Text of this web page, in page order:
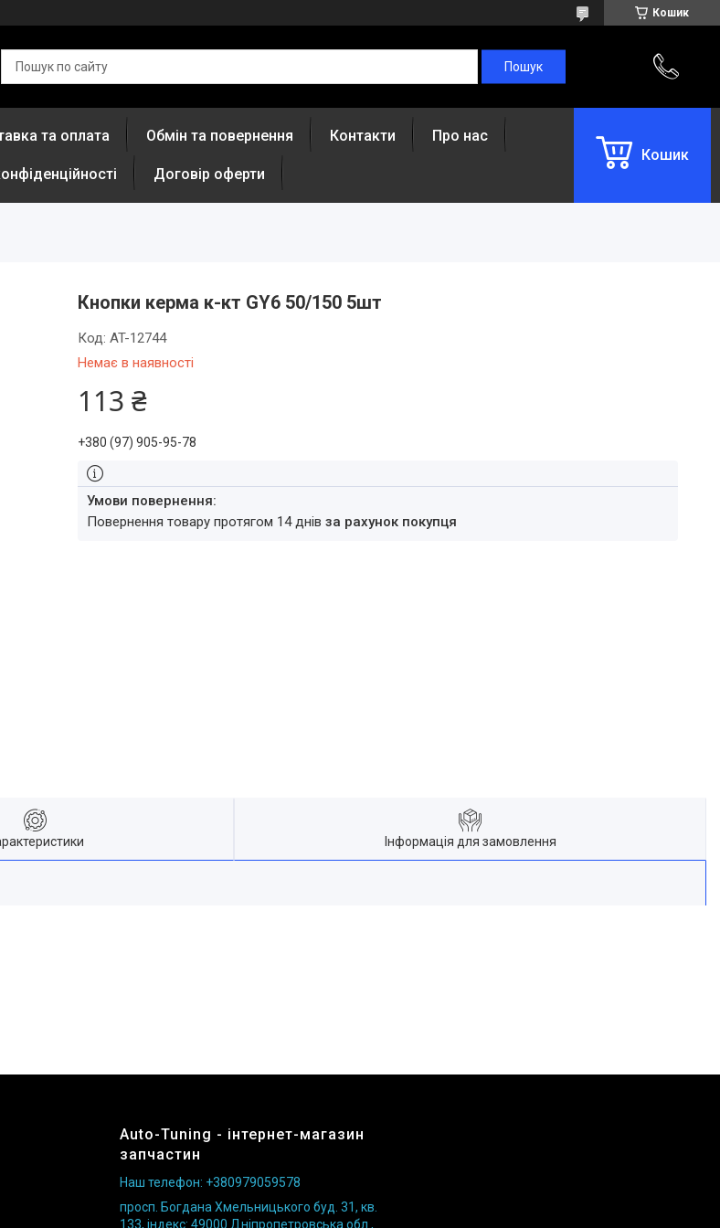
Кошик
та оплата Обмін та повернення Контакти Про нас
Договір оферти
Кошик
Кнопки керма к-кт GY6 50/150 5шт
Немає в наявності
Код:AT-12744
113 ₴
+380 (97) 905-95-78
повернення товару протягом 14 днівза рахунок покупця
Інформація для замовлення
Auto-Tuning - інтернет-магазин
запчастин
Наш телефон: +380979059578
просп. Богдана Хмельницького буд. 31, кв.
133, індекс: 49000 Дніпропетровська обл.,